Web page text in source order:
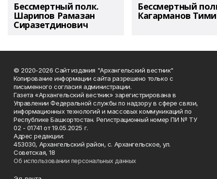
Бессмертный полк.
Шарипов Рамазан
Сиразетдинович
Бессмертный
Кагарманов
© 2020-2026 Сайт издания "Архангельский вестник"
Копирование информации сайта разрешено только с
письменного согласия администрации.
Газета «Архангельский вестник» зарегистрирована в
Управлении Федеральной службы по надзору в сфере связи,
информационных технологий и массовых коммуникаций по
Республике Башкортостан. Регистрационный номер ПИ № ТУ
02 - 01741 от 19.05.2025 г.
Адрес редакции:
453030, Архангельский район, с. Архангельское, ул.
Советская, 18
Об использовании персональных данных